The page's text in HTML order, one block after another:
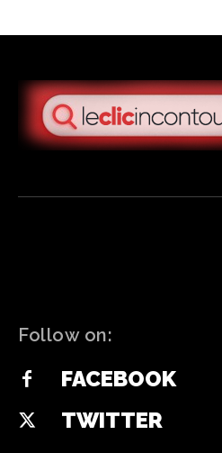
Follow on:
FACEBOOK
TWITTER